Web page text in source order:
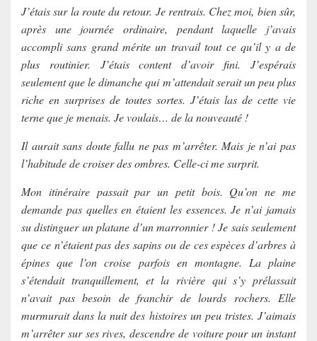
J’étais sur la route du retour. Je rentrais. Chez moi, bien sûr,
après une journée ordinaire, pendant laquelle j’avais
accompli sans grand mérite un travail tout ce qu’il y a de
plus routinier. J’étais content d’avoir fini. J’espérais
seulement que le dimanche qui m’attendait serait un peu plus
riche en surprises de toutes sortes. J’étais las de cette vie
terne que je menais. Je voulais… de la nouveauté !
Il aurait sans doute fallu ne pas m’arrêter. Mais je n’ai pas
l’habitude de croiser des ombres. Celle-ci me surprit.
Mon itinéraire passait par un petit bois. Qu’on ne me
demande pas quelles en étaient les essences. Je n’ai jamais
su distinguer un platane d’un marronnier ! Je sais seulement
que ce n’étaient pas des sapins ou de ces espèces d’arbres à
épines que l’on croise parfois en montagne. La plaine
s’étendait tranquillement, et la rivière qui s’y prélassait
n’avait pas besoin de franchir de lourds rochers. Elle
murmurait dans la nuit des histoires un peu tristes. J’aimais
m’arrêter sur ses rives, descendre de voiture pour un instant